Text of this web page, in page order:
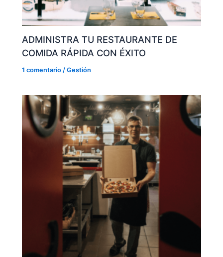
ADMINISTRA TU RESTAURANTE DE
COMIDA RÁPIDA CON ÉXITO
1 comentario /Gestión